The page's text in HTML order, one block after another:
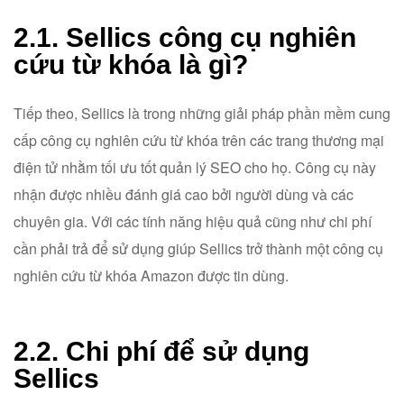
2.1. Sellics công cụ nghiên
cứu từ khóa là gì?
Tiếp theo, Sellics là trong những giải pháp phần mềm cung
cấp công cụ nghiên cứu từ khóa trên các trang thương mại
điện tử nhằm tối ưu tốt quản lý SEO cho họ. Công cụ này
nhận được nhiều đánh giá cao bởi người dùng và các
chuyên gia. Với các tính năng hiệu quả cũng như chi phí
cần phải trả để sử dụng giúp Sellics trở thành một công cụ
nghiên cứu từ khóa Amazon được tin dùng.
2.2. Chi phí để sử dụng
Sellics